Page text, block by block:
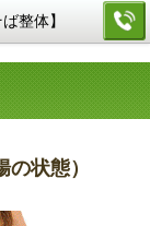
整体】
状態）